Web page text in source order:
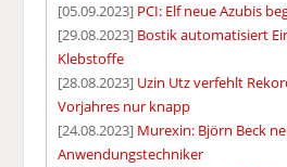
[05.09.2023] PCI: Elf neue Azubis
[29.08.2023] Bostik automatisiert
Klebstoffe
[28.08.2023] Uzin Utz verfehlt
Vorjahres nur knapp
[24.08.2023] Murexin: Björn Beck
Anwendungstechniker